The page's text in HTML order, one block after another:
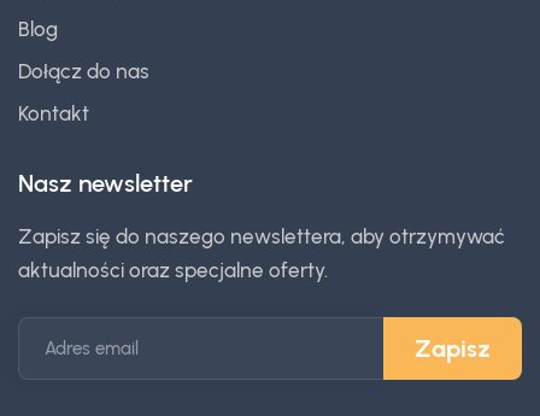
Blog
Dołącz do nas
Kontakt
Nasz newsletter
Zapisz się do naszego newslettera, aby otrzymywać
aktualności oraz specjalne oferty.
Adres email Zapisz